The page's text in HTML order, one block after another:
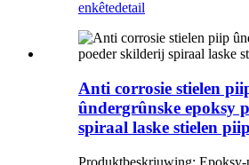
enkêtedetail
Anti corrosie stielen
ûndergrûnske epoksy
spiraal laske stielen piip
Produktbeskriuwing: Epoksy-